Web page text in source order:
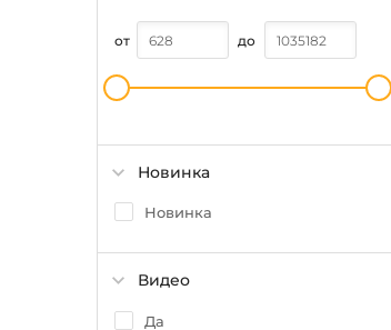
от до
Новинка
Новинка
Видео
Да